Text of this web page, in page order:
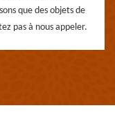
que des objets de
pas à nous appeler.